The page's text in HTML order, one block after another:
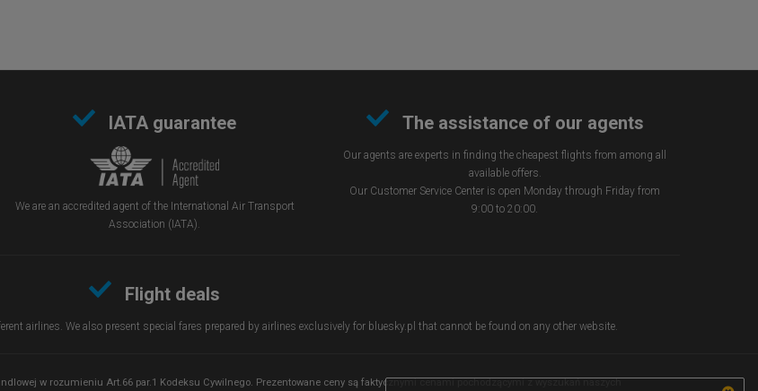
IATA guarantee
We are an accredited agent of the International Air Transport
Association (IATA).
The assistance of our agents
Our agents are experts in finding the cheapest flights from among all
available offers.
Our Customer Service Center is open Monday through Friday from
9:00 to 20:00.
Flight deals
airlines. We also present special fares prepared by airlines exclusively for bluesky.pl that cannot be found on any other website.
w rozumieniu Art.66 par.1 Kodeksu Cywilnego. Prezentowane ceny są faktycznymi cenami pochodzącymi z wyszukań naszych